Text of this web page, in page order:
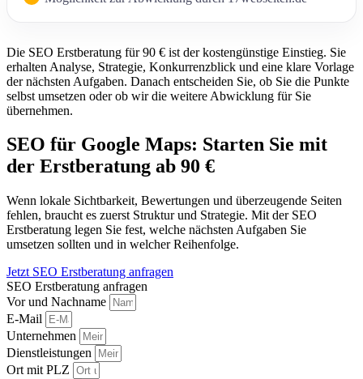
Die SEO Erstberatung für 90 € ist der kostengünstige Einstieg. Sie
erhalten Analyse, Strategie, Konkurrenzblick und eine klare Vorlage
der nächsten Aufgaben. Danach entscheiden Sie, ob Sie die Punkte
selbst umsetzen oder ob wir die weitere Abwicklung für Sie
übernehmen.
SEO für Google Maps: Starten Sie mit
der Erstberatung ab 90 €
Wenn lokale Sichtbarkeit, Bewertungen und überzeugende Seiten
fehlen, braucht es zuerst Struktur und Strategie. Mit der SEO
Erstberatung legen Sie fest, welche nächsten Aufgaben Sie
umsetzen sollten und in welcher Reihenfolge.
Jetzt SEO Erstberatung anfragen
SEO Erstberatung anfragen
Vor und Nachname
E-Mail
Unternehmen
Dienstleistungen
Ort mit PLZ